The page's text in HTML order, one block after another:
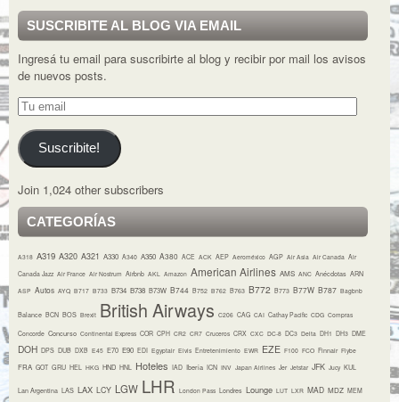
SUSCRIBITE AL BLOG VIA EMAIL
Ingresá tu email para suscribirte al blog y recibir por mail los avisos
de nuevos posts.
Tu
email
Suscribite!
Join 1,024 other subscribers
CATEGORÍAS
A318 A319 A320 A321 A330 A340 A350 A380 ACE ACK AEP Aeroméxico AGP Air Asia Air Canada Air
Canada Jazz Air France Air Nostrum Airbnb AKL Amazon American Airlines AMS ANC Anécdotas ARN
ASP Autos AYQ B717 B733 B734 B738 B73W B744 B752 B762 B763 B772 B773 B77W B787 Bagbnb
Balance BCN BOS Brexit British Airways C206 CAG CAI Cathay Pacific CDG Compras
Concorde Concurso Continental Express COR CPH CR2 CR7 Cruceros CRX CXC DC-8 DC3 Delta DH1 DH3 DME
DOH DPS DUB DXB E45 E70 E90 EDI Egyptair Elvis Entretenimiento EWR EZE F100 FCO Finnair Flybe
FRA GOT GRU HEL HKG HND HNL Hoteles IAD Iberia ICN INV Japan Airlines Jer Jetstar JFK Jucy KUL
Lan Argentina LAS LAX LCY LGW LHR London Pass Londres Lounge LUT LXR MAD MDZ MEM